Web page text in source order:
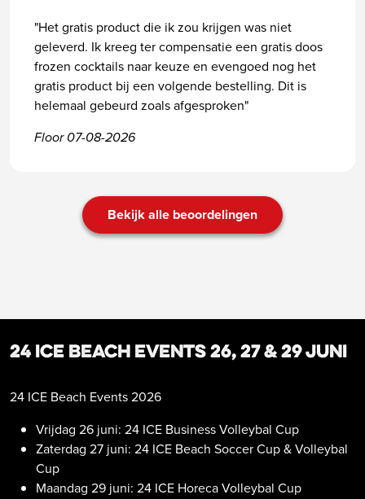
"Het gratis product die ik zou krijgen was niet
geleverd. Ik kreeg ter compensatie een gratis doos
frozen cocktails naar keuze en evengoed nog het
gratis product bij een volgende bestelling. Dit is
helemaal gebeurd zoals afgesproken"
Floor 07-08-2026
Bekijk alle beoordelingen
24 ICE Beach Events 26, 27 & 29 juni
24 ICE Beach Events 2026
Vrijdag 26 juni: 24 ICE Business Volleybal Cup
Zaterdag 27 juni: 24 ICE Beach Soccer Cup & Volleybal
Cup
Maandag 29 juni: 24 ICE Horeca Volleybal Cup